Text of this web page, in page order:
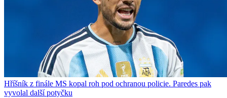
Hříšník z finále MS kopal roh pod ochranou policie. Paredes pak
vyvolal další potyčku